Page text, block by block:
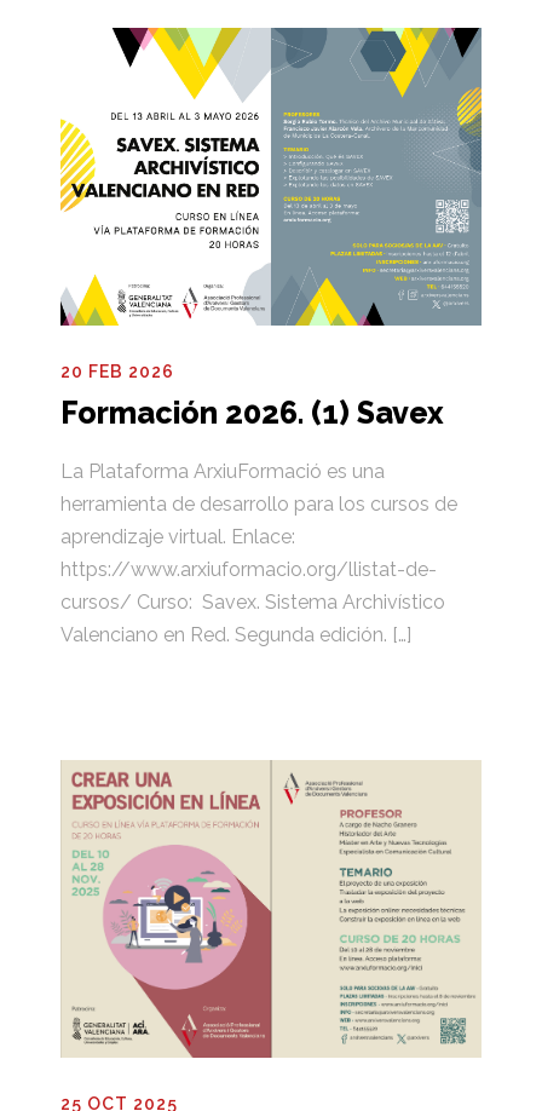
20 FEB 2026
Formación 2026. (1) Savex
La Plataforma ArxiuFormació es una
herramienta de desarrollo para los cursos de
aprendizaje virtual. Enlace:
https://www.arxiuformacio.org/llistat-de-
cursos/ Curso: Savex. Sistema Archivístico
Valenciano en Red. Segunda edición. […]
25 OCT 2025